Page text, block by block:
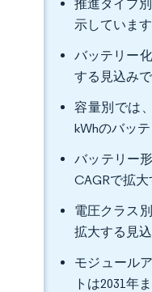
推進タイプ
示しています
バッテリー
する見込みで
容量別では
kWhのバッ
バッテリー
CAGRで拡大
電圧クラス
拡大する見込
モジュール
トは2031年